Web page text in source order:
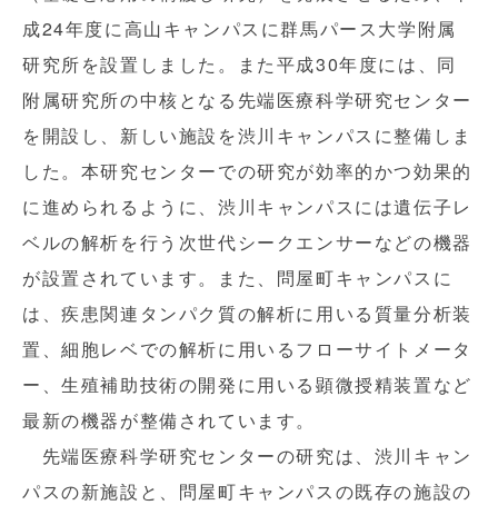
成24年度に高山キャンパスに群馬パース大学附属
研究所を設置しました。また平成30年度には、同
附属研究所の中核となる先端医療科学研究センター
を開設し、新しい施設を渋川キャンパスに整備しま
した。本研究センターでの研究が効率的かつ効果的
に進められるように、渋川キャンパスには遺伝子レ
ベルの解析を行う次世代シークエンサーなどの機器
が設置されています。また、問屋町キャンパスに
は、疾患関連タンパク質の解析に用いる質量分析装
置、細胞レベでの解析に用いるフローサイトメータ
ー、生殖補助技術の開発に用いる顕微授精装置など
最新の機器が整備されています。
先端医療科学研究センターの研究は、渋川キャン
パスの新施設と、問屋町キャンパスの既存の施設の